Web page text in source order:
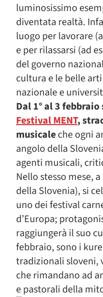
luminosissimo
diventata realtà.
luogo per lavorare
e per rilassarsi (ad
del governo
cultura e le belle
nazionale e
Dal 1° al 3
Festival MENT,
musicaleche ogni
angolo della
agenti musicali,
Nello stesso mese,
della Slovenia), si
uno dei festival
d’Europa;
raggiungerà il suo
febbraio, sono i
tradizionali sloveni,
che rimandano ad
e pastorali della